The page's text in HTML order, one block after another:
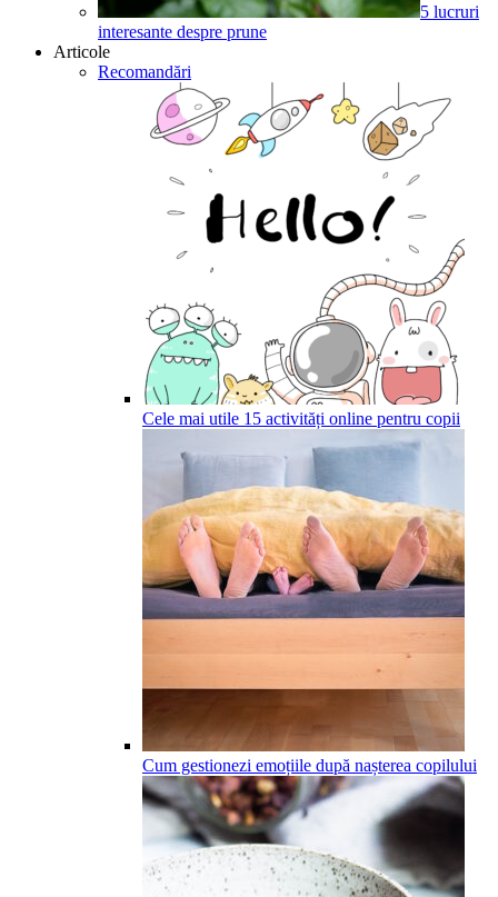
5 lucruri
interesante despre prune
Articole
Recomandări
Cele mai utile 15 activități online pentru copii
Cum gestionezi emoțiile după nașterea copilului